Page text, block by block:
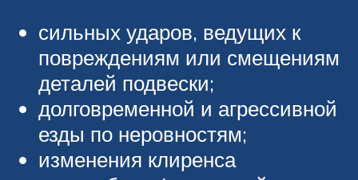
сильных ударов, ведущих к
повреждениям или смещениям
деталей подвески;
долговременной и агрессивной
езды по неровностям;
изменения клиренса